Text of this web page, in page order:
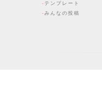
テンプレート
みんなの投稿